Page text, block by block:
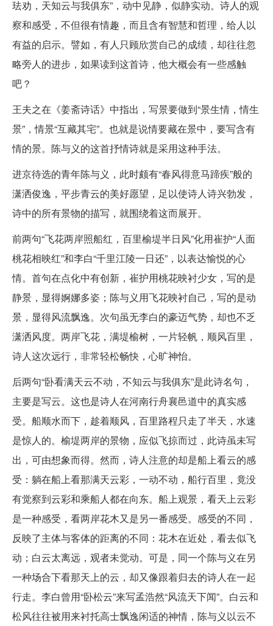
珐劝，天知云与我俱东”，动中见静，似静实动。诗人的观
察和感受，不但很有情趣，而且含有智慧和哲理，给人以
有益的启示。譬如，有人只顾欣赏自己的成绩，却往往忽
略旁人的进步，如果读到这首诗，他大概会有一些感触
吧？
王夫之在《姜斋诗话》中指出，写景要做到“景生情，情生
景”，情景“互藏其宅”。也就是说情要藏在景中，要写含有
情的景。陈与义的这首抒情诗就是采用这种手法。
进京待选的青年陈与义，此时颇有“春风得意马蹄疾”般的
潇洒俊逸，平步青云的美好愿望，足以使诗人诗兴勃发，
诗中的所有景物的描写，就围绕着这而展开。
前两句“飞花两岸照船红，百里榆堤半日风”化用崔护“人面
桃花相映红”和李白“千里江陵一日还”，以表达愉悦的心
情。首句在点化中有创新，崔护用桃花映衬少女，写的是
静景，显得婀娜多姿；陈与义用飞花映衬自己，写的是动
景，显得风流飘逸。次句虽无李白的豪迈气势，却也不乏
潇洒风度。两岸飞花，满堤榆树，一片轻帆，顺风百里，
诗人这次远行，非常轻松畅快，心旷神怡。
后两句“卧看满天云不动，不知云与我俱东”是此诗名句，
主要是写云。这也是诗人在河南行舟襄邑道中的真实感
受。船顺水而下，趁着顺风，百里路程只走了半天，水速
是惊人的。榆堤两岸的景物，应似飞掠而过，此诗虽未写
出，可由想象而得。然而，诗人注意的却是船上看云的感
受：躺在船上看那满天云彩，一动不动，船行百里，竟没
有觉察到云彩和乘船人都在向东。船上观景，看天上云彩
是一种感受，看两岸花木又是另一番感受。感受的不同，
反映了主体与客体的距离的不同：花木在近处，看去似飞
动；白云太离远，观者未觉动。可是，同一个陈与义在另
一种场合下看那天上的云，却又像跟着归去的诗人在一起
行走。李白曾用“卧松云”来写孟浩然“风流天下闻”。白云和
松风往往被用来衬托高士飘逸闲适的神情，陈与义以云不